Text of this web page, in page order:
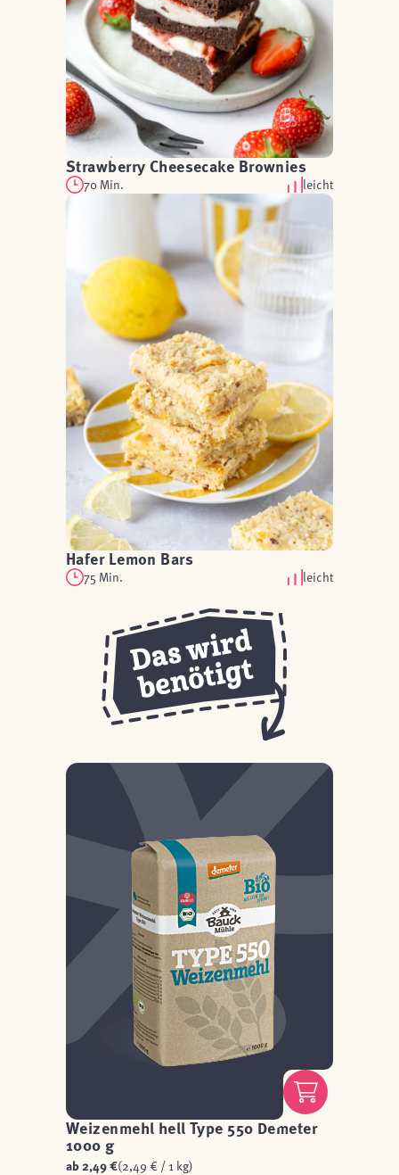
Weizenmehl hell Type 550 Demeter
1000 g
ab 2,49 €(2,49 € / 1 kg)
Strawberry Cheesecake Brownies
70 Min. leicht
Hafer Lemon Bars
75 Min. leicht